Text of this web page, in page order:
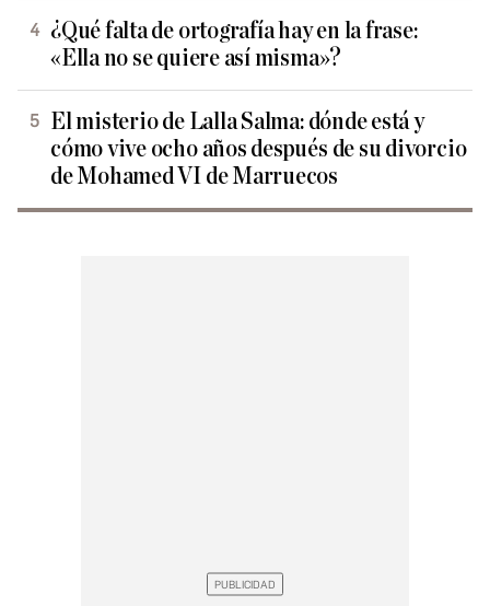
¿Qué falta de ortografía hay en la frase:
«Ella no se quiere así misma»?
El misterio de Lalla Salma: dónde está y
cómo vive ocho años después de su divorcio
de Mohamed VI de Marruecos